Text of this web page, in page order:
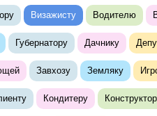
Визажисту Водителю
Губернатору Дачнику
Завхозу Земляку
Кондитеру